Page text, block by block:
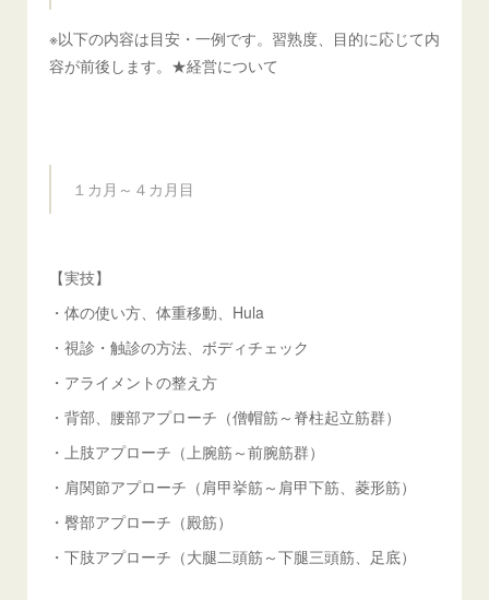
※以下の内容は目安・一例です。習熟度、目的に応じて内
容が前後します。★経営について
１カ月～４カ月目
【実技】
・体の使い方、体重移動、Hula
・視診・触診の方法、ボディチェック
・アライメントの整え方
・背部、腰部アプローチ（僧帽筋～脊柱起立筋群）
・上肢アプローチ（上腕筋～前腕筋群）
・肩関節アプローチ（肩甲挙筋～肩甲下筋、菱形筋）
・臀部アプローチ（殿筋）
・下肢アプローチ（大腿二頭筋～下腿三頭筋、足底）